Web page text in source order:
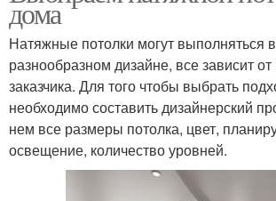
дома
Натяжные потолки могут выполняться
разнообразном дизайне, все зависит
заказчика. Для того чтобы выбрать
необходимо составить дизайнерский
нем все размеры потолка, цвет,
освещение, количество уровней.